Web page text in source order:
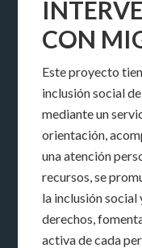
CON
Este proyecto
inclusión social
mediante un
orientación,
una atención
recursos, se
la inclusión social
derechos,
activa de cada